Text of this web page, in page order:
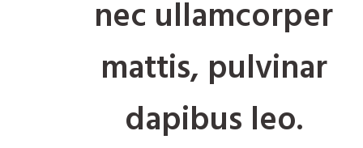
nec ullamcorper
mattis, pulvinar
dapibus leo.